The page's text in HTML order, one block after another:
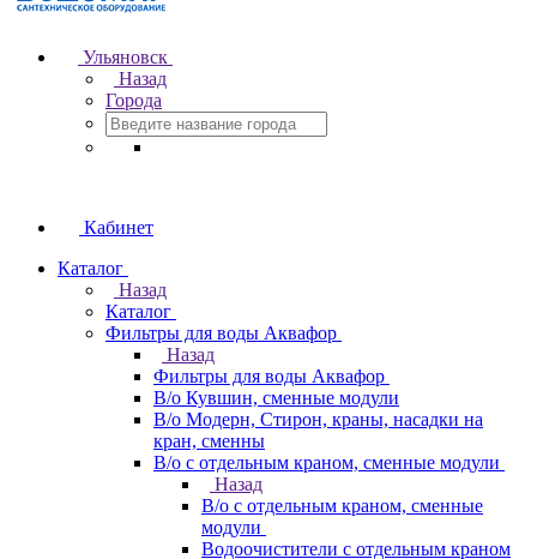
Ульяновск
Назад
Города
Кабинет
Каталог
Назад
Каталог
Фильтры для воды Аквафор
Назад
Фильтры для воды Аквафор
В/о Кувшин, сменные модули
В/о Модерн, Стирон, краны, насадки на
кран, сменны
В/о с отдельным краном, сменные модули
Назад
В/о с отдельным краном, сменные
модули
Водоочистители с отдельным краном